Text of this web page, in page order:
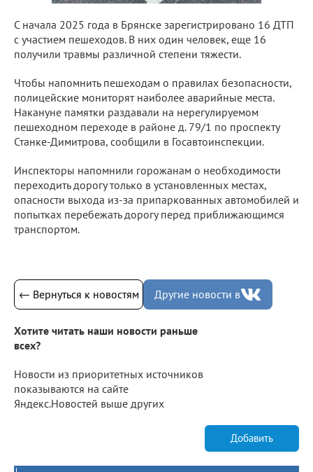
С начала 2025 года в Брянске зарегистрировано 16 ДТП
с участием пешеходов. В них один человек, еще 16
получили травмы различной степени тяжести.
Чтобы напомнить пешеходам о правилах безопасности,
полицейские мониторят наиболее аварийные места.
Накануне памятки раздавали на нерегулируемом
пешеходном переходе в районе д. 79/1 по проспекту
Станке-Димитрова, сообщили в Госавтоинспекции.
Инспекторы напомнили горожанам о необходимости
переходить дорогу только в установленных местах,
опасности выхода из-за припаркованных автомобилей и
попытках перебежать дорогу перед приближающимся
транспортом.
← Вернуться к новостям Другие новости в
Хотите читать наши новости раньше
всех?
Новости из приоритетных источников
показываются на сайте
Яндекс.Новостей выше других
Добавить